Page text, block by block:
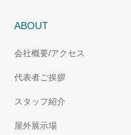
ABOUT
会社概要/アクセス
代表者ご挨拶
スタッフ紹介
屋外展示場